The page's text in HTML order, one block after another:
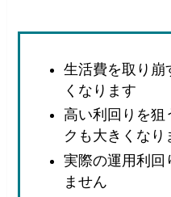
生活費を取り崩
くなります
高い利回りを狙
クも大きくなり
実際の運用利回
ません